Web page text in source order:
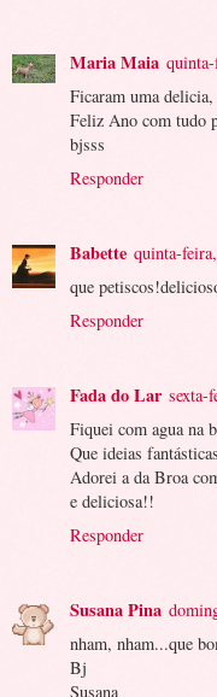
Maria Maia
Ficaram uma
Feliz Ano com tudo
bjsss
Responder
Babette quinta-
que
Responder
Fada do Lar sexta-
Fiquei com agua na
Que ideias
Adorei a da Broa
e deliciosa!!
Responder
Susana Pina
nham, nham...que
Bj
Susana